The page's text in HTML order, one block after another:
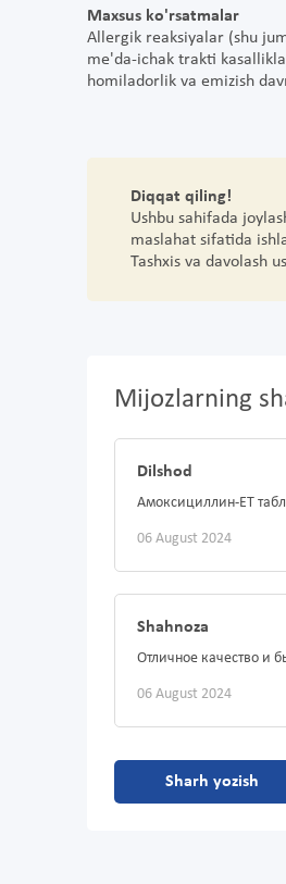
Maxsus ko'rsatmalar
Allergik reaksiyalar (shu
me'da-ichak trakti
homiladorlik va emizish
Diqqat qiling!
Ushbu sahifada
maslahat sifatida
Tashxis va davolash
Mijozlarning
Dilshod
Амоксициллин-ЕТ
06 August 2024
Shahnoza
Отличное качество и
06 August 2024
Sharh yozish